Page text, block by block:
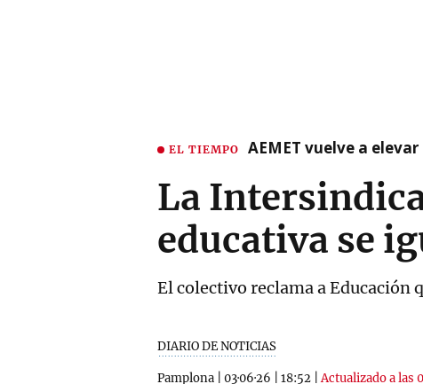
EL TIEMPO AEMET vuelve a
La
educativa se
El colectivo reclama a Educación
DIARIO DE NOTICIAS
Pamplona 03·06·26 18:52 |Actualizado a las